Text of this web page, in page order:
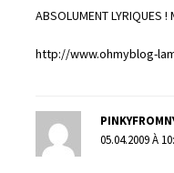
ABSOLUMENT LYRIQUES !
http://www.ohmyblog-
05.04.2009 À